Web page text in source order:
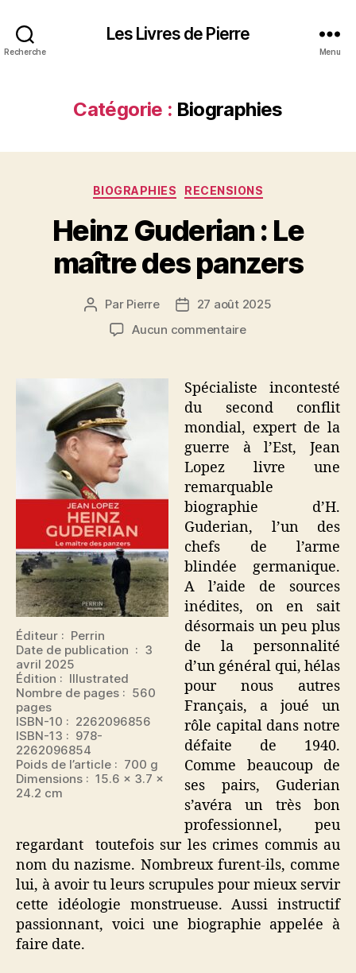
Recherche
Les Livres de Pierre
Menu
Catégorie : Biographies
Catégories
BIOGRAPHIES RECENSIONS
Heinz Guderian : Le
maître des panzers
Auteur
l’article
Par Pierre
Date27 août 2025
Aucun commentairesur
:
maître
des
panzers
Éditeur : ‎ Perrin
Date de publication ‏ : ‎ 3
avril 2025
Édition‏ : ‎ Illustrated
Nombre de pages : ‎ 560
pages
ISBN-10‏ : ‎ 2262096856
ISBN-13 : ‎ 978-
2262096854
Poids de l’article : ‎ 700 g
Dimensions : ‎ 15.6 x 3.7 x
24.2 cm
Spécialiste incontesté
du second conflit
mondial, expert de la
guerre à l’Est, Jean
Lopez livre une
remarquable
biographie d’H.
Guderian, l’un des
chefs de l’arme
blindée germanique.
A l’aide de sources
inédites, on en sait
désormais un peu plus
de la personnalité
d’un général qui, hélas
pour nous autres
Français, a joué un
rôle capital dans notre
défaite de 1940.
Comme beaucoup de
ses pairs, Guderian
s’avéra un très bon
professionnel, peu
regardant toutefois sur les crimes commis au
nom du nazisme. Nombreux furent-ils, comme
lui, à avoir tu leurs scrupules pour mieux servir
cette idéologie monstrueuse. Aussi instructif
passionnant, voici une biographie appelée à
faire date.